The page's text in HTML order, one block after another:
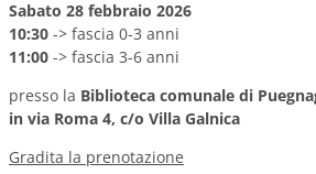
Sabato 28 febbraio 2026
10:30 -> fascia 0-3 anni
11:00 -> fascia 3-6 anni
presso la Biblioteca comunale di
in via Roma 4, c/o Villa Galnica
Gradita la prenotazione